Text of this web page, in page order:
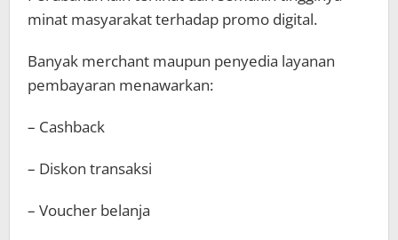
minat masyarakat terhadap promo digital.
Banyak merchant maupun penyedia layanan
pembayaran menawarkan:
– Cashback
– Diskon transaksi
– Voucher belanja